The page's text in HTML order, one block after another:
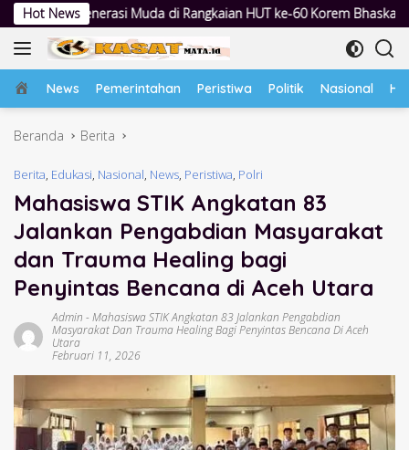
Langsung
ke
konten
Hot News
di Rangkaian HUT ke-60 Korem Bhaskara Jaya Lewat
Home
News Pemerintahan Peristiwa Politik Nasional
Beranda Berita
Berita, Edukasi, Nasional, News, Peristiwa, Polri
Mahasiswa STIK Angkatan 83
Jalankan Pengabdian Masyarakat
dan Trauma Healing bagi
Penyintas Bencana di Aceh Utara
Admin -Mahasiswa STIK Angkatan 83 Jalankan Pengabdian
Masyarakat Dan Trauma Healing Bagi Penyintas Bencana Di Aceh
Utara
Februari 11, 2026